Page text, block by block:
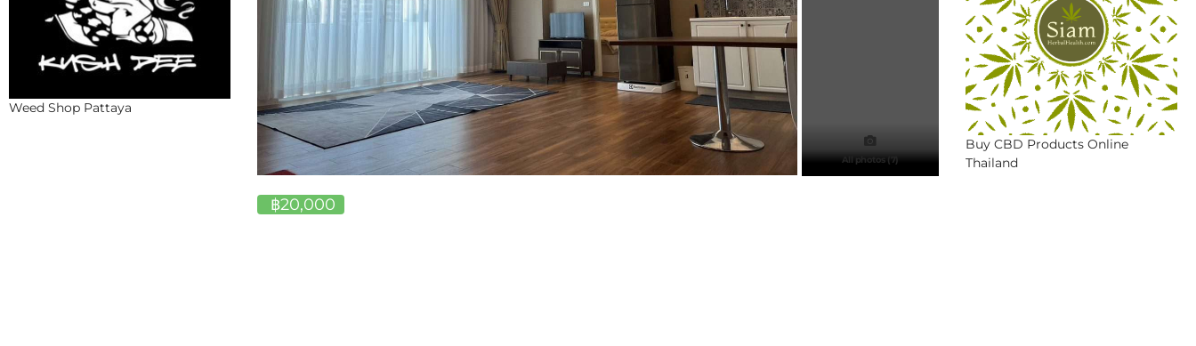
Weed Shop Pattaya
All photos (7)
฿20,000
Buy CBD Products Online
Thailand